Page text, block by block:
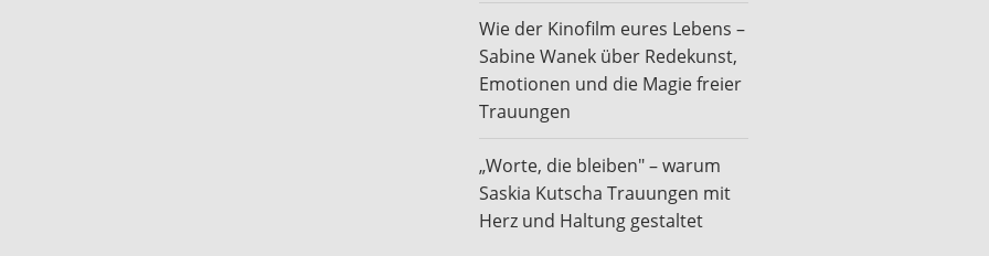
Wie der Kinofilm eures Lebens –
Sabine Wanek über Redekunst,
Emotionen und die Magie freier
Trauungen
„Worte, die bleiben" – warum
Saskia Kutscha Trauungen mit
Herz und Haltung gestaltet